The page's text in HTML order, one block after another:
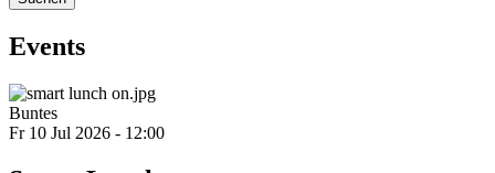
Events
Buntes
Fr 10 Jul 2026 - 12:00